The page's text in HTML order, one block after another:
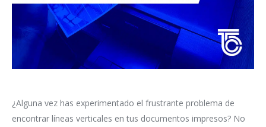
¿Alguna vez has experimentado el frustrante problema de
encontrar líneas verticales en tus documentos impresos? No